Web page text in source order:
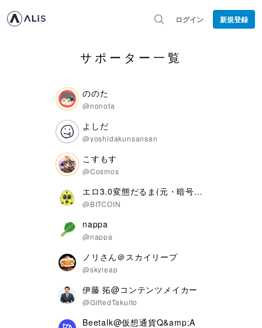
ログイン 新規登録
サポーター一覧
ののた
@nonota
よしだ
@yoshidakunsansan
こすもす
@Cosmos
エロ3.0変態だるま(元・暗号だるま)
@BITCOIN
nappa
@nappa
ノリさん＠スカイリープ
@skyleap
伊藤 拓@コンテンツメイカー
@GiftedTakuIto
Beetalk@仮想通貨Q&amp;A